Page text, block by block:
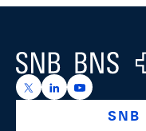
Logo
https://x.com/
https://https://
SNB